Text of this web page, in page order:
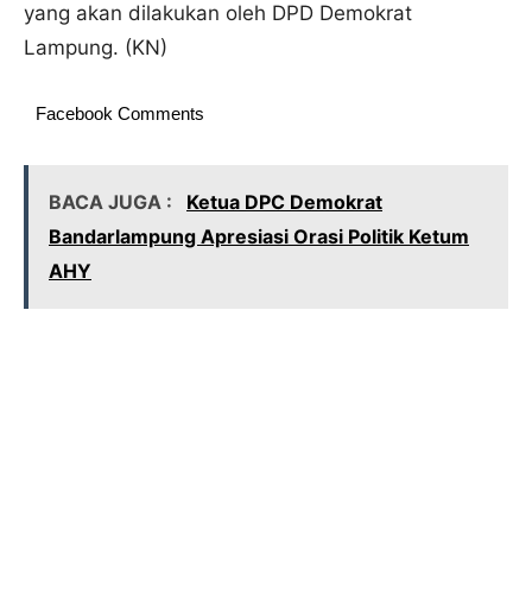
yang akan dilakukan oleh DPD Demokrat
Lampung. (KN)
Facebook Comments
BACA JUGA :
Ketua DPC Demokrat
Bandarlampung Apresiasi Orasi Politik Ketum
AHY